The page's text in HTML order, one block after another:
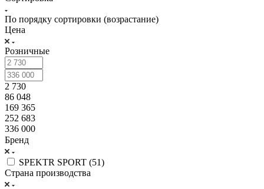
По порядку сортировки (возрастание)
Цена
Розничные
2 730
86 048
169 365
252 683
336 000
Бренд
SPEKTR SPORT (51)
Страна производства